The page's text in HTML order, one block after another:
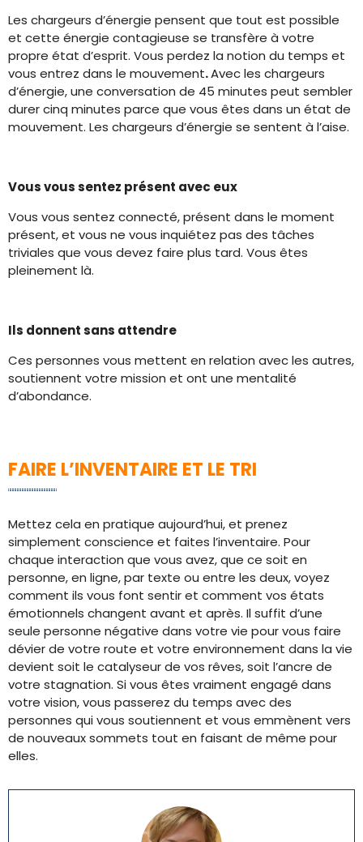
Les chargeurs d’énergie pensent que tout est possible
et cette énergie contagieuse se transfère à votre
propre état d’esprit. Vous perdez la notion du temps et
vous entrez dans le mouvement.Avec les chargeurs
d’énergie, une conversation de 45 minutes peut sembler
durer cinq minutes parce que vous êtes dans un état de
mouvement. Les chargeurs d’énergie se sentent à l’aise.
Vous vous sentez présent avec eux
Vous vous sentez connecté, présent dans le moment
présent, et vous ne vous inquiétez pas des tâches
triviales que vous devez faire plus tard. Vous êtes
pleinement là.
Ils donnent sans attendre
Ces personnes vous mettent en relation avec les autres,
soutiennent votre mission et ont une mentalité
d’abondance.
FAIRE L’INVENTAIRE ET LE TRI
Mettez cela en pratique aujourd’hui, et prenez
simplement conscience et faites l’inventaire. Pour
chaque interaction que vous avez, que ce soit en
personne, en ligne, par texte ou entre les deux, voyez
comment ils vous font sentir et comment vos états
émotionnels changent avant et après. Il suffit d’une
seule personne négative dans votre vie pour vous faire
dévier de votre route et votre environnement dans la vie
devient soit le catalyseur de vos rêves, soit l’ancre de
votre stagnation. Si vous êtes vraiment engagé dans
votre vision, vous passerez du temps avec des
personnes qui vous soutiennent et vous emmènent vers
de nouveaux sommets tout en faisant de même pour
elles.